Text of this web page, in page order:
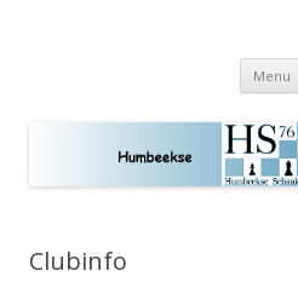
Menu
Clubinfo